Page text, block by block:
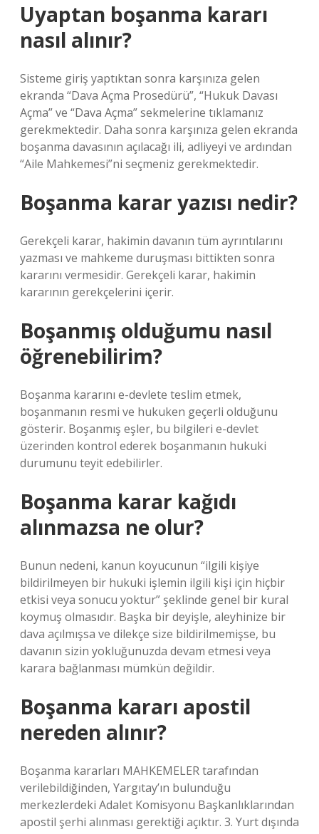
Uyaptan boşanma kararı
nasıl alınır?
Sisteme giriş yaptıktan sonra karşınıza gelen
ekranda “Dava Açma Prosedürü”, “Hukuk Davası
Açma” ve “Dava Açma” sekmelerine tıklamanız
gerekmektedir. Daha sonra karşınıza gelen ekranda
boşanma davasının açılacağı ili, adliyeyi ve ardından
“Aile Mahkemesi”ni seçmeniz gerekmektedir.
Boşanma karar yazısı nedir?
Gerekçeli karar, hakimin davanın tüm ayrıntılarını
yazması ve mahkeme duruşması bittikten sonra
kararını vermesidir. Gerekçeli karar, hakimin
kararının gerekçelerini içerir.
Boşanmış olduğumu nasıl
öğrenebilirim?
Boşanma kararını e-devlete teslim etmek,
boşanmanın resmi ve hukuken geçerli olduğunu
gösterir. Boşanmış eşler, bu bilgileri e-devlet
üzerinden kontrol ederek boşanmanın hukuki
durumunu teyit edebilirler.
Boşanma karar kağıdı
alınmazsa ne olur?
Bunun nedeni, kanun koyucunun “ilgili kişiye
bildirilmeyen bir hukuki işlemin ilgili kişi için hiçbir
etkisi veya sonucu yoktur” şeklinde genel bir kural
koymuş olmasıdır. Başka bir deyişle, aleyhinize bir
dava açılmışsa ve dilekçe size bildirilmemişse, bu
davanın sizin yokluğunuzda devam etmesi veya
karara bağlanması mümkün değildir.
Boşanma kararı apostil
nereden alınır?
Boşanma kararları MAHKEMELER tarafından
verilebildiğinden, Yargıtay’ın bulunduğu
merkezlerdeki Adalet Komisyonu Başkanlıklarından
apostil şerhi alınması gerektiği açıktır. 3. Yurt dışında